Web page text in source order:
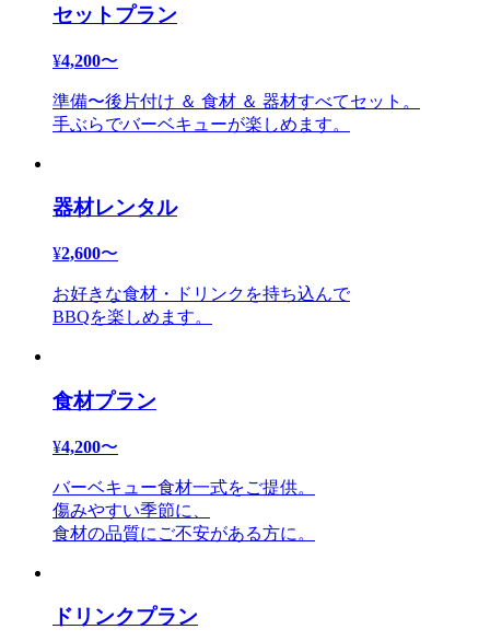
セットプラン
¥4,200〜
準備〜後片付け ＆ 食材 ＆ 器材すべてセット。
手ぶらでバーベキューが楽しめます。
器材レンタル
¥2,600〜
お好きな食材・ドリンクを持ち込んで
BBQを楽しめます。
食材プラン
¥4,200〜
バーベキュー食材一式をご提供。
傷みやすい季節に、
食材の品質にご不安がある方に。
ドリンクプラン